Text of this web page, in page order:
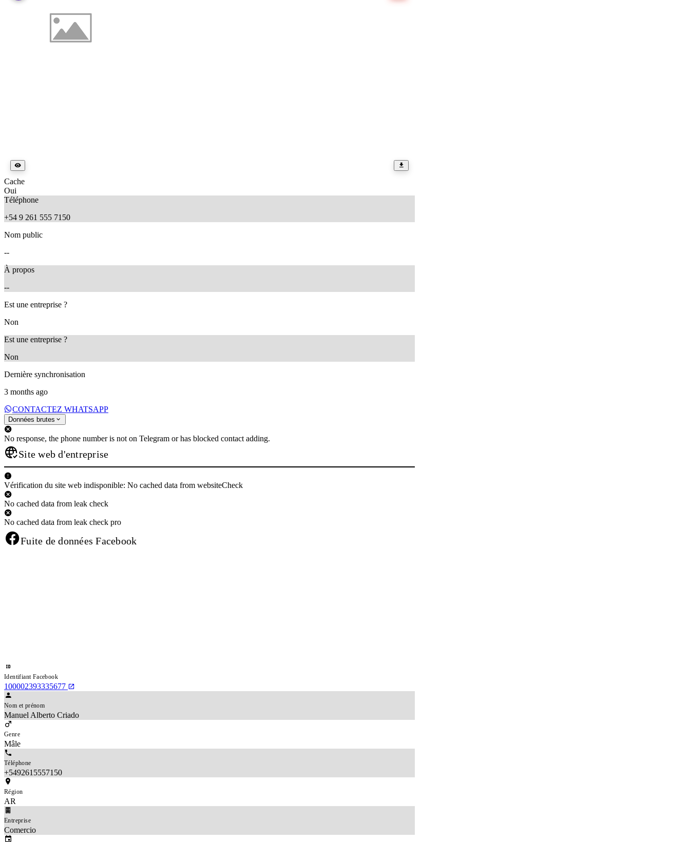
Cache
Oui
Téléphone
+54 9 261 555 7150
Nom public
--
À propos
--
Est une entreprise ?
Non
Est une entreprise ?
Non
Dernière synchronisation
3 months ago
CONTACTEZ WHATSAPP
Données brutes
No response, the phone number is not on Telegram or has blocked contact adding.
Site web d'entreprise
Vérification du site web indisponible: No cached data from websiteCheck
No cached data from leak check
No cached data from leak check pro
Fuite de données Facebook
Identifiant Facebook
100002393335677
Nom et prénom
Manuel Alberto Criado
Genre
Mâle
Téléphone
+5492615557150
Région
AR
Entreprise
Comercio